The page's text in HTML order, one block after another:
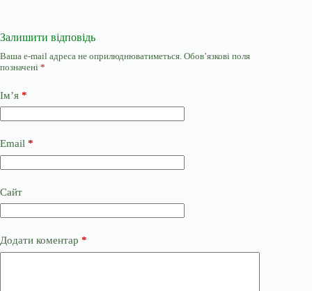
Залишити відповідь
Ваша e-mail адреса не оприлюднюватиметься. Обов’язкові поля
позначені *
Ім’я *
Email *
Сайт
Додати коментар *